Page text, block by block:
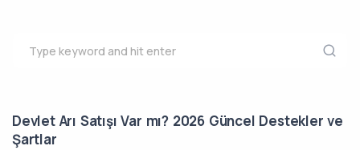
Devlet Arı Satışı Var mı? 2026 Güncel Destekler ve
Şartlar